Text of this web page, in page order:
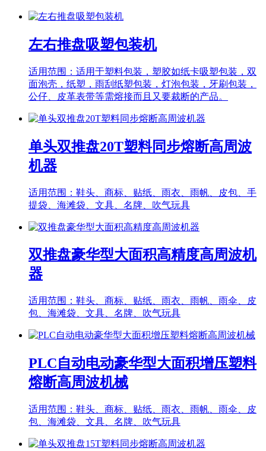
左右推盘吸塑包装机
适用范围：适用于塑料包装，塑胶如纸卡吸塑包装，双
面泡壳，纸塑，雨刮纸塑包装，灯泡包装，牙刷包装，
公仔、皮革表带等需熔接而且又要裁断的产品。
单头双推盘20T塑料同步熔断高周波
机器
适用范围：鞋头、商标、贴纸、雨衣、雨帆、皮包、手
提袋、海滩袋、文具、名牌、吹气玩具
双推盘豪华型大面积高精度高周波机
器
适用范围：鞋头、商标、贴纸、雨衣、雨帆、雨伞、皮
包、海滩袋、文具、名牌、吹气玩具
PLC自动电动豪华型大面积增压塑料
熔断高周波机械
适用范围：鞋头、商标、贴纸、雨衣、雨帆、雨伞、皮
包、海滩袋、文具、名牌、吹气玩具